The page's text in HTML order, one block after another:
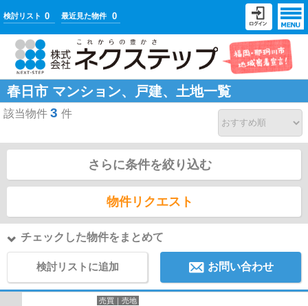
検討リスト 0 最近見た物件 0
春日市 マンション、戸建、土地一覧
該当物件 3 件
さらに条件を絞り込む
物件リクエスト
チェックした物件をまとめて
検討リストに追加 お問い合わせ
売買｜売地